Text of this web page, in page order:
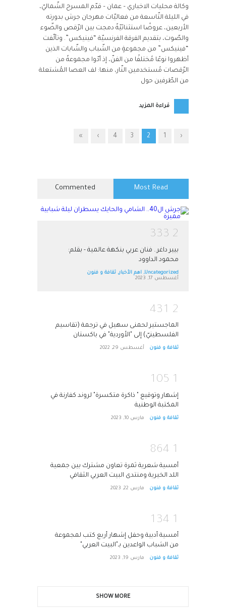
وكالة محليات الاخباري – عمان – قدّم المسرح الشّماليّ،
في الليلة التّاسعة من فعاليّات مهرجان جرش بدورته
الأربعين، عروضًا استثنائيّةً دمجت بين الرّقص والضّوء
والصّوت، بتقديم الفرقة الفرنسيّة “فينيكس”. وتألّفت
“فينيكس” من مجموعةٍ من الشّباب والشّابات الذين
أظهروا نوعًا مُختلفًا من الفنّ، إذ أدّوا مجموعةً من
الرّقصات مُستخدمين النّار، منها: لف العصا المُشتعلة
من الطّرفين حول
قراءة المزيد
‹
1
2
3
4
›
»
Most Read
Commented
2
3
3
3
بيير داغر.. فنان عربي بنكهة عالمية - بقلم:
محمود الداوود
Uncategorized
, اهم الأخبار, ثقافة و فنون
أغسطس 17, 2023
2
1
3
4
الماجستير لحمنى سهيل في ترجمة (تقاسيم
الفلسطينيّ) إلى "الأوردية" في باكستان
ثقافة و فنون أغسطس 29, 2022
1
5
0
1
إشهار وتوقيع " ذاكرة متكسرة" لروند كفارنة في
المكتبة الوطنية
ثقافة و فنون مارس 10, 2023
1
4
6
8
أمسية شعرية ثمرة تعاون مشترك بين جمعية
اللد الخيرية ومنتدى البيت العربي الثقافي
ثقافة و فنون مارس 22, 2023
1
4
3
1
أمسية أدبية وحفل إشهار أربع كتب لمجموعة
من الشباب الواعدين بـ"البيت العربي"
ثقافة و فنون مارس 19, 2023
SHOW MORE